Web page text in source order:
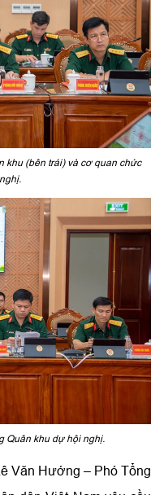
khu (bên trái) và cơ quan chức
Quân khu dự hội nghị.
Văn Hướng – Phó Tổng